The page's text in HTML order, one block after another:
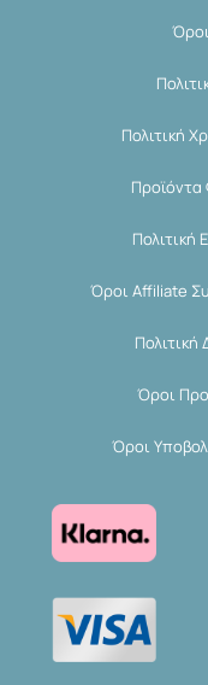
Πολιτική
Προϊόντα
Όροι Affiliate
Πολιτική
Όροι
Όροι